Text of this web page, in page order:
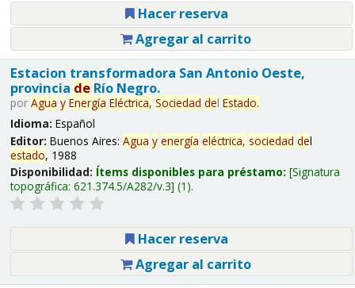
Hacer reserva
Agregar al carrito
Estacion transformadora San Antonio Oeste,
provincia deRío Negro.
por Agua y Energía Eléctrica, Sociedad del Estado.
Idioma: Español
Editor: Buenos Aires: Agua y energía eléctrica, sociedad del
estado, 1988
Disponibilidad: Ítems disponibles para préstamo: Signatura
topográfica: 621.374.5/A282/v.3 (1).
Hacer reserva
Agregar al carrito